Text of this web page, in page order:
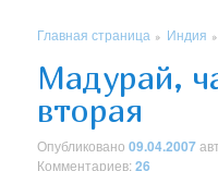
Главная страница » Индия
Мадурай,
вторая
Опубликовано09.04.2007
Комментариев:26